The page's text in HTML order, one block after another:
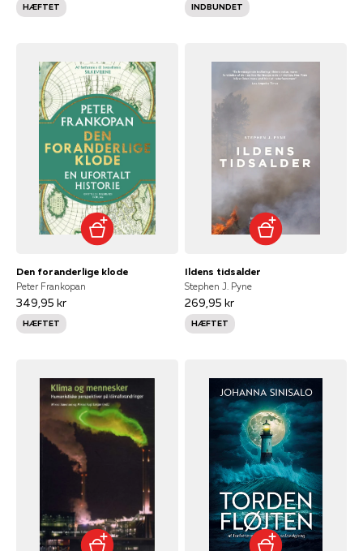
HÆFTET INDBUNDET
Den foranderlige klode
Peter Frankopan
349,95 kr
HÆFTET
Ildens tidsalder
Stephen J. Pyne
269,95 kr
HÆFTET